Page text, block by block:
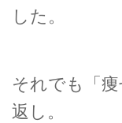
した。
それでも「
返し。